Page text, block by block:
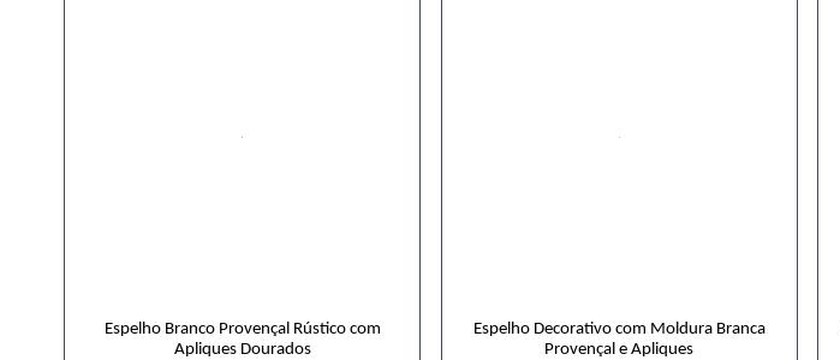
Espelho Branco Provençal Rústico com
Apliques Dourados
Espelho Decorativo com Moldura Branca
Provençal e Apliques